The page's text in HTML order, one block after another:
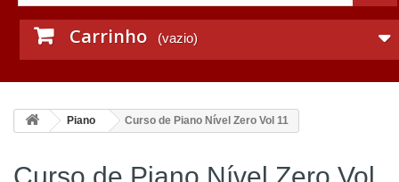
Carrinho (vazio)
Piano Curso de Piano Nível Zero Vol 11